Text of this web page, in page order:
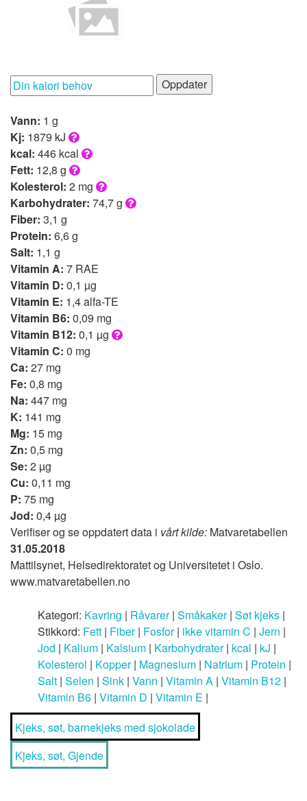
Oppdater
Vann: 1 g
Kj: 1879 kJ
kcal: 446 kcal
Fett: 12,8 g
Kolesterol: 2 mg
Karbohydrater: 74,7 g
Fiber: 3,1 g
Protein: 6,6 g
Salt: 1,1 g
Vitamin A: 7 RAE
Vitamin D: 0,1 µg
Vitamin E: 1,4 alfa-TE
Vitamin B6: 0,09 mg
Vitamin B12: 0,1 µg
Vitamin C: 0 mg
Ca: 27 mg
Fe: 0,8 mg
Na: 447 mg
K: 141 mg
Mg: 15 mg
Zn: 0,5 mg
Se: 2 µg
Cu: 0,11 mg
P: 75 mg
Jod: 0,4 µg
Verifiser og se oppdatert data i vårt kilde: Matvaretabellen
31.05.2018
Mattilsynet, Helsedirektoratet og Universitetet i Oslo.
www.matvaretabellen.no
Kategori: Kavring | Råvarer| Småkaker| Søt kjeks |
Stikkord: Fett | Fiber| Fosfor| ikke vitamin C | Jern |
Jod | Kalium | Kalsium | Karbohydrater| kcal | kJ |
Kolesterol | Kopper| Magnesium | Natrium | Protein |
Salt | Selen | Sink | Vann | Vitamin A | Vitamin B12 |
Vitamin B6 | Vitamin D | Vitamin E |
Kjeks, søt, barnekjeks med sjokolade
Kjeks, søt, Gjende